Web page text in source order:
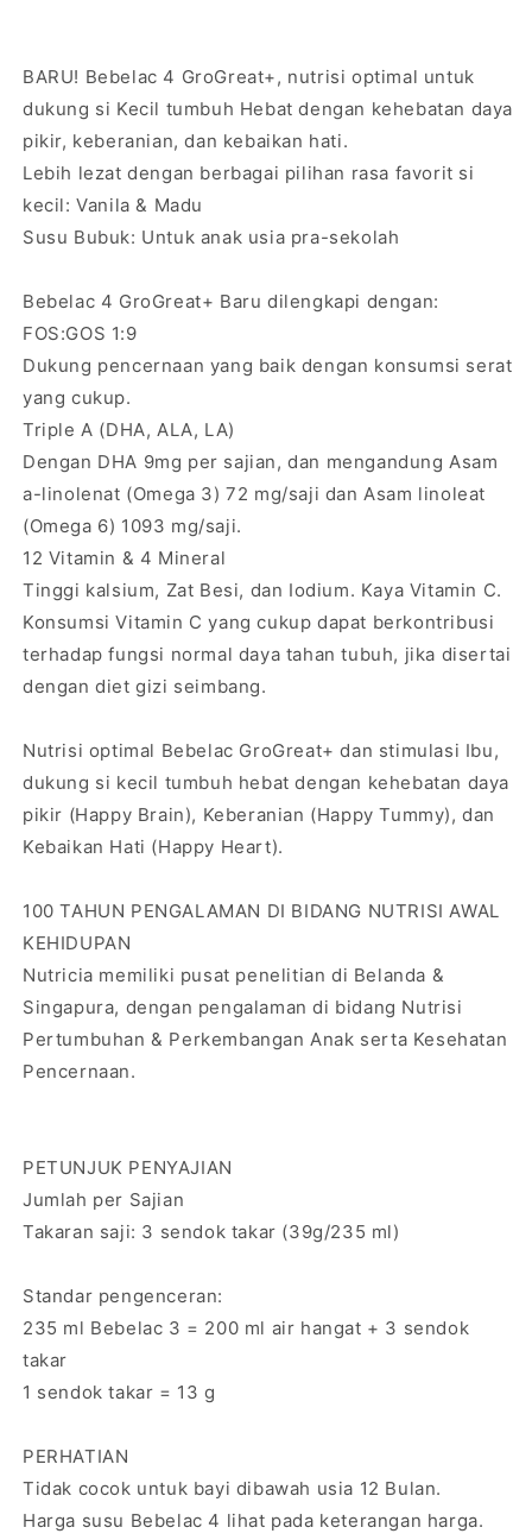
BARU! Bebelac 4 GroGreat+, nutrisi optimal untuk
dukung si Kecil tumbuh Hebat dengan kehebatan daya
pikir, keberanian, dan kebaikan hati.
Lebih lezat dengan berbagai pilihan rasa favorit si
kecil: Vanila & Madu
Susu Bubuk: Untuk anak usia pra-sekolah
Bebelac 4 GroGreat+ Baru dilengkapi dengan:
FOS:GOS 1:9
Dukung pencernaan yang baik dengan konsumsi serat
yang cukup.
Triple A (DHA, ALA, LA)
Dengan DHA 9mg per sajian, dan mengandung Asam
a-linolenat (Omega 3) 72 mg/saji dan Asam linoleat
(Omega 6) 1093 mg/saji.
12 Vitamin & 4 Mineral
Tinggi kalsium, Zat Besi, dan Iodium. Kaya Vitamin C.
Konsumsi Vitamin C yang cukup dapat berkontribusi
terhadap fungsi normal daya tahan tubuh, jika disertai
dengan diet gizi seimbang.
Nutrisi optimal Bebelac GroGreat+ dan stimulasi Ibu,
dukung si kecil tumbuh hebat dengan kehebatan daya
pikir (Happy Brain), Keberanian (Happy Tummy), dan
Kebaikan Hati (Happy Heart).
100 TAHUN PENGALAMAN DI BIDANG NUTRISI AWAL
KEHIDUPAN
Nutricia memiliki pusat penelitian di Belanda &
Singapura, dengan pengalaman di bidang Nutrisi
Pertumbuhan & Perkembangan Anak serta Kesehatan
Pencernaan.
PETUNJUK PENYAJIAN
Jumlah per Sajian
Takaran saji: 3 sendok takar (39g/235 ml)
Standar pengenceran:
235 ml Bebelac 3 = 200 ml air hangat + 3 sendok
takar
1 sendok takar = 13 g
PERHATIAN
Tidak cocok untuk bayi dibawah usia 12 Bulan.
Harga susu Bebelac 4 lihat pada keterangan harga.